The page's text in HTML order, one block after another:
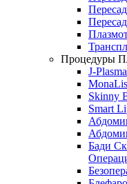
Процедуры
J-Plasma
Skinny
Smart
Бади